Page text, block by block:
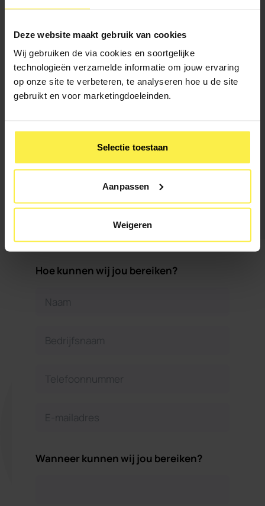
Deze website maakt gebruik van cookies
Wij gebruiken de via cookies en soortgelijke
technologieën verzamelde informatie om jouw ervaring
op onze site te verbeteren, te analyseren hoe u de site
gebruikt en voor marketingdoeleinden.
Selectie toestaan
Aanpassen
Weigeren
sustainable performance, veerkracht, passie, mindfulness
Voor meer info over Edith, zie:www.edithbosch.nl
Wil jij meer weten over het succes van TED talks en zelf
talkof onscoachingsaanbod!
Wij geven deze training ook regelmatig in company.
Hoe kunnen wij jou bereiken?
Wanneer kunnen wij jou bereiken?